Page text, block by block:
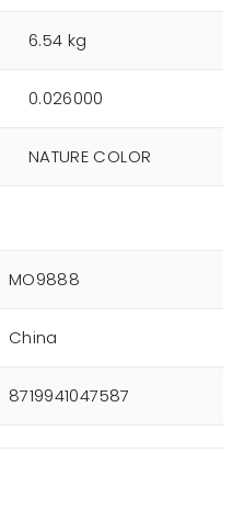
6.54 kg
0.026000
NATURE COLOR
MO9888
China
8719941047587